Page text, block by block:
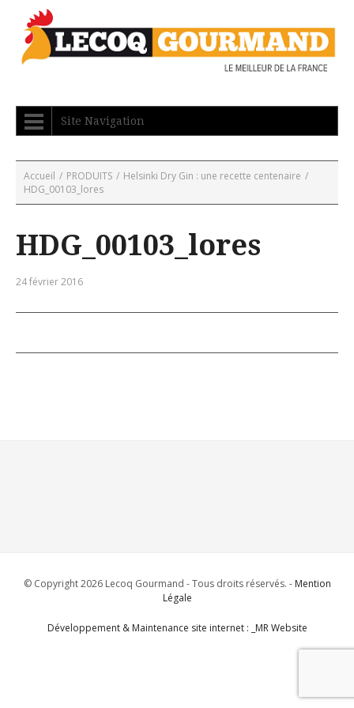
Site Navigation
Accueil / PRODUITS / Helsinki Dry Gin : une recette centenaire /
HDG_00103_lores
HDG_00103_lores
24 février 2016
© Copyright 2026 Lecoq Gourmand - Tous droits réservés. - Mention
Légale
Développement & Maintenance site internet : _MR Website